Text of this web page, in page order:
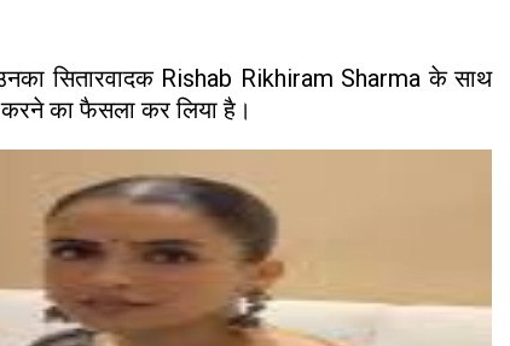
सितारवादक Rishab Rikhiram Sharma के साथ
करने का फैसला कर लिया है।